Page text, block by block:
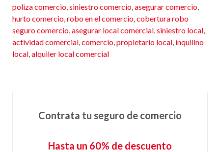
poliza comercio,siniestro comercio,asegurar comercio,
hurto comercio,robo en el comercio,cobertura robo
seguro comercio,asegurar local comercial,siniestro local,
actividad comercial,comercio,propietario local, inquilino
local,alquiler local comercial
Contrata tu seguro de comercio
Hasta un 60% de descuento